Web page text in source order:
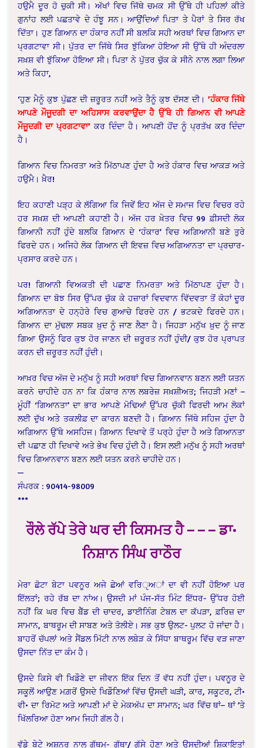
ਹਉਮੈ ਦੂਰ ਹੋ ਚੁਕੀ ਸੀ। ਅੱਖਾਂ ਵਿਚ ਜਿੱਥੇ ਚਮਕ ਸੀ ਉੱਥੇ ਹੀ ਪਹਿਲਾਂ ਕੀਤੇ
ਗੁਨਾਂਹ ਲਈ ਪਛਤਾਵੇ ਦੇ ਹੰਝੂ ਸਨ। ਆਉਂਦਿਆਂ ਪਿਤਾ ਤੇ ਪੈਰਾਂ ਤੇ ਸਿਰ ਰੱਖ
ਦਿੱਤਾ। ਹੁਣ ਗਿਆਨ ਦਾ ਹੰਕਾਰ ਨਹੀਂ ਸੀ ਬਲਕਿ ਸਹੀ ਅਰਥਾਂ ਵਿਚ ਗਿਆਨ ਦਾ
ਪ੍ਰਗਟਾਵਾ ਸੀ। ਪੁੱਤਰ ਦਾ ਜਿੱਥੇ ਸਿਰ ਝੁੱਕਿਆ ਹੋਇਆ ਸੀ ਉੱਥੇ ਹੀ ਅੰਦਰਲਾ
ਸਖ਼ਸ਼ ਵੀ ਝੁੱਕਿਆ ਹੋਇਆ ਸੀ। ਪਿਤਾ ਨੇ ਪੁੱਤਰ ਚੁੱਕ ਕੇ ਸੀਨੇ ਨਾਲ ਲਗਾ ਲਿਆ
ਅਤੇ ਕਿਹਾ,
‘ਹੁਣ ਮੈਨੂੰ ਕੁਝ ਪੁੱਛਣ ਦੀ ਜ਼ਰੂਰਤ ਨਹੀਂ ਅਤੇ ਤੈਨੂੰ ਕੁਝ ਦੱਸਣ ਦੀ। ’ਹੰਕਾਰ ਜਿੱਥੇ
ਆਪਣੇ ਮੌਜੂਦਗੀ ਦਾ ਅਹਿਸਾਸ ਕਰਵਾਉਂਦਾ ਹੈ ਉੱਥੇ ਹੀ ਗਿਆਨ ਵੀ ਆਪਣੇ
ਮੌਜੂਦਗੀ ਦਾ ਪ੍ਰਗਟਾਵਾ’ ਕਰ ਦਿੰਦਾ ਹੈ। ਆਪਣੀ ਹੋਂਦ ਨੂੰ ਪ੍ਰਤੱਖ ਕਰ ਦਿੰਦਾ
ਹੈ।
ਗਿਆਨ ਵਿਚ ਨਿਮਰਤਾ ਅਤੇ ਮਿੱਠਾਪਣ ਹੁੰਦਾ ਹੈ ਅਤੇ ਹੰਕਾਰ ਵਿਚ ਆਕੜ ਅਤੇ
ਹਉਮੈ। ਖ਼ੈਰ!
ਇਹ ਕਹਾਣੀ ਪੜ੍ਹ ਕੇ ਲੱਗਿਆ ਕਿ ਜਿਵੇਂ ਇਹ ਅੱਜ ਦੇ ਸਮਾਜ ਵਿਚ ਵਿਚਰ ਰਹੇ
ਹਰ ਸਖ਼ਸ਼ ਦੀ ਆਪਣੀ ਕਹਾਣੀ ਹੈ। ਅੱਜ ਹਰ ਖ਼ੇਤਰ ਵਿਚ 99 ਫ਼ੀਸਦੀ ਲੋਕ
ਗਿਆਨੀ ਨਹੀਂ ਹੁੰਦੇ ਬਲਕਿ ਗਿਆਨ ਦੇ ‘ਹੰਕਾਰ’ ਵਿਚ ਅਗਿਆਨੀ ਬਣੇ ਤੁਰੇ
ਫਿਰਦੇ ਹਨ। ਅਜਿਹੇ ਲੋਕ ਗਿਆਨ ਦੀ ਇਵਜ਼ ਵਿਚ ਅਗਿਆਨਤਾ ਦਾ ਪ੍ਰਚਾਰ-
ਪ੍ਰਸਾਰ ਕਰਦੇ ਹਨ।
ਪਰ! ਗਿਆਨੀ ਵਿਅਕਤੀ ਦੀ ਪਛਾਣ ਨਿਮਰਤਾ ਅਤੇ ਮਿੱਠਾਪਣ ਹੁੰਦਾ ਹੈ।
ਗਿਆਨ ਦਾ ਬੋਝ ਸਿਰ ਉੱਪਰ ਚੁੱਕ ਕੇ ਹਜ਼ਾਰਾਂ ਵਿਦਵਾਨ ਵਿੱਦਵਤਾ ਤੋਂ ਕੋਹਾਂ ਦੂਰ
ਅਗਿਆਨਤਾ ਦੇ ਹਨ੍ਹੇਰੇ ਵਿਚ ਗੁਆਚੇ ਫਿਰਦੇ ਹਨ / ਭਟਕਦੇ ਫਿਰਦੇ ਹਨ।
ਗਿਆਨ ਦਾ ਮੁੱਢਲਾ ਸਬਕ ਖ਼ੁਦ ਨੂੰ ਜਾਣ ਲੈਣਾ ਹੈ। ਜਿਹੜਾ ਮਨੁੱਖ ਖ਼ੁਦ ਨੂੰ ਜਾਣ
ਗਿਆ ਉਸਨੂੰ ਫਿਰ ਕੁਝ ਹੋਰ ਜਾਣਨ ਦੀ ਜ਼ਰੂਰਤ ਨਹੀਂ ਹੁੰਦੀ/ ਕੁਝ ਹੋਰ ਪ੍ਰਾਪਤ
ਕਰਨ ਦੀ ਜ਼ਰੂਰਤ ਨਹੀਂ ਹੁੰਦੀ।
ਆਖ਼ਰ ਵਿਚ ਅੱਜ ਦੇ ਮਨੁੱਖ ਨੂੰ ਸਹੀ ਅਰਥਾਂ ਵਿਚ ਗਿਆਨਵਾਨ ਬਣਨ ਲਈ ਯਤਨ
ਕਰਨੇ ਚਾਹੀਦੇ ਹਨ ਨਾ ਕਿ ਹੰਕਾਰ ਨਾਲ ਲਬਰੇਜ਼ ਸਖ਼ਸ਼ੀਅਤ; ਜਿਹੜੀ ਮਣਾਂ –
ਮੂੰਹੀਂ ‘ਗਿਆਨਤਾ’ ਦਾ ਭਾਰ ਆਪਣੇ ਮੋਢਿਆਂ ਉੱਪਰ ਚੁੱਕੀ ਫਿਰਦੀ ਆਮ ਲੋਕਾਂ
ਲਈ ਦੁੱਖ ਅਤੇ ਤਕਲੀਫ਼ ਦਾ ਕਾਰਨ ਬਣਦੀ ਹੈ। ਗਿਆਨ ਜਿੱਥੇ ਸਹਿਜ ਹੁੰਦਾ ਹੈ
ਅਗਿਆਨ ਉੱਥੇ ਅਸਹਿਜ। ਗਿਆਨ ਦਿਖਾਵੇ ਤੋਂ ਪਰ੍ਹੇ ਹੁੰਦਾ ਹੈ ਅਤੇ ਗਿਆਨਤਾ
ਦੀ ਪਛਾਣ ਹੀ ਦਿਖਾਵੇ ਅਤੇ ਭੇਖ ਵਿਚ ਹੁੰਦੀ ਹੈ। ਇਸ ਲਈ ਮਨੁੱਖ ਨੂੰ ਸਹੀ ਅਰਥਾਂ
ਵਿਚ ਗਿਆਨਵਾਨ ਬਣਨ ਲਈ ਯਤਨ ਕਰਨੇ ਚਾਹੀਦੇ ਹਨ।
—
ਸੰਪਰਕ : 90414-98009
***
ਰੌਲੇ ਰੱਪੇ ਤੇਰੇ ਘਰ ਦੀ ਕਿਸਮਤ ਹੈ – – – ਡਾ•
ਨਿਸ਼ਾਨ ਸਿੰਘ ਰਾਠੌਰ
ਮੇਰਾ ਛੋਟਾ ਬੇਟਾ ਪਵਨੂਰ ਅਜੇ ਛੇਆਂ ਵਰਿੵਅਾਂ ਦਾ ਵੀ ਨਹੀਂ ਹੋਇਆ ਪਰ
ਇੱਲਤਾਂ; ਰਹੇ ਰੱਬ ਦਾ ਨਾਂਅ। ਉਸਦੀ ਮਾਂ ਪੰਜ-ਸੱਤ ਮਿੰਟ ਇੱਧਰ- ਉੱਧਰ ਹੋਈ
ਨਹੀਂ ਕਿ ਘਰ ਵਿਚ ਬੈੱਡ ਦੀ ਚਾਦਰ, ਡਾਈਨਿੰਗ ਟੇਬਲ ਦਾ ਕੱਪੜਾ, ਫ਼ਰਿਜ਼ ਦਾ
ਸਾਮਾਨ, ਬਾਥਰੂਮ ਦੀ ਸਾਬਣ ਅਤੇ ਤੋਲੀਏ। ਸਭ ਕੁਝ ਉਲਟ- ਪੁਲਟ ਹੋ ਜਾਂਦਾ ਹੈ।
ਬਾਹਰੋਂ ਚੱਪਲਾਂ ਅਤੇ ਸੈਂਡਲ ਮਿੱਟੀ ਨਾਲ ਲਬੇੜ ਕੇ ਸਿੱਧਾ ਬਾਥਰੂਮ ਵਿੱਚ ਵੜ ਜਾਣਾ
ਉਸਦਾ ਨਿੱਤ ਦਾ ਕੰਮ ਹੈ।
ਉਸਦੇ ਕਿਸੇ ਵੀ ਖਿਡੌਣੇ ਦਾ ਜੀਵਨ ਇੱਕ ਦਿਨ ਤੋਂ ਵੱਧ ਨਹੀਂ ਹੁੰਦਾ। ਪਵਨੂਰ ਦੇ
ਸਕੂਲੋਂ ਆਉਣ ਮਗ਼ਰੋਂ ਉਸਦੇ ਖਿਡੌਣਿਆਂ ਵਿੱਚ ਉਸਦੀ ਘੜੀ, ਕਾਰ, ਸਕੂਟਰ, ਟੀ•
ਵੀ• ਦਾ ਰਿਮੋਟ ਅਤੇ ਆਪਣੀ ਮਾਂ ਦੇ ਮੇਕਅੱਪ ਦਾ ਸਾਮਾਨ; ਘਰ ਵਿੱਚ ਥਾਂ– ਥਾਂ ’ਤੇ
ਖਿੱਲਰਿਆ ਹੋਣਾ ਆਮ ਜਿਹੀ ਗੱਲ ਹੈ।
ਵੱਡੇ ਬੇਟੇ ਅਸ਼ਨੂਰ ਨਾਲ ਗੁੱਥਮ- ਗੁੱਥਾ/ ਗੁੱਸੇ ਹੋਣਾ ਅਤੇ ਉਸਦੀਆਂ ਸ਼ਿਕਾਇਤਾਂ